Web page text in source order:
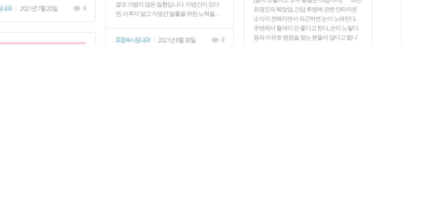
내과 2021년 7월 20일 0
결코 가볍지 않은 질환입니다. 지방간이 있다
면, 미루지 말고 지방간 탈출을 위한 노력을…
포항속시원내과 2021년 6월 30일 0
유명인의 췌장암, 간암 투병에 관한 안타까운
소식이 전해지면서 피곤하면 눈이 노래진다,
주변에서 혈색이 안 좋다고 한다, 손이 노랗다
등의 이유로 병원을 찾는 분들이 많다고 합니